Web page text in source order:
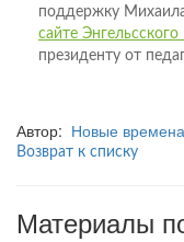
поддержку
сайте
президенту от
Автор: Новые времена
Возврат к списку
Материалы